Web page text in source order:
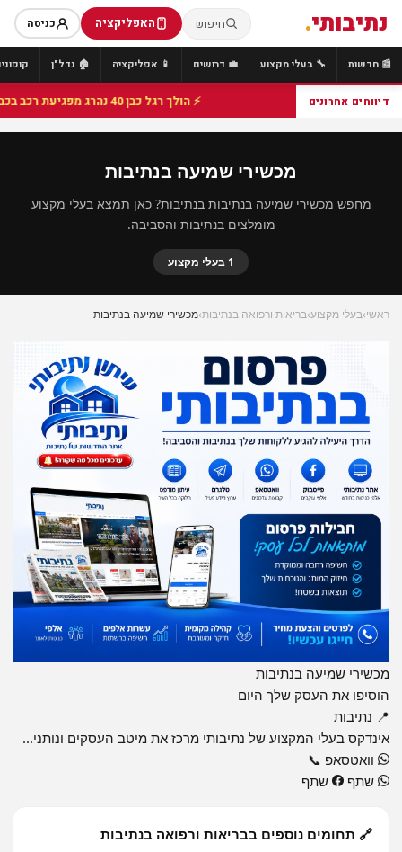
נתיבותי. חיפוש האפליקציה כניסה
📰 חדשות 🔧 בעלי מקצוע 💼 דרושים 📱 אפליקציה 🏠 נדל"ן
דיווחים אחרונים ⚡ הולך רגל כבן 40 נהרג מפגיעת רכב בכביש 25 סמוך לצומת הנשיא, מתנדבי זק"א פועלו בזירה
מכשירי שמיעה בנתיבות
מחפש מכשירי שמיעה בנתיבות בנתיבות? כאן תמצא בעלי מקצוע
מומלצים בנתיבות והסביבה.
1 בעלי מקצוע
ראשי›בעלי מקצוע›בריאות ורפואה בנתיבות›מכשירי שמיעה בנתיבות
מכשירי שמיעה בנתיבות
הוסיפו את העסק שלך היום
📍 נתיבות
אינדקס בעלי המקצוע של נתיבותי מרכז את מיטב העסקים ונותני...
וואטסאפ 📞
שתף
שתף
🔗 תחומים נוספים בבריאות ורפואה בנתיבות